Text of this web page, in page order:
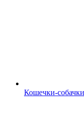
Кошечки-собачки